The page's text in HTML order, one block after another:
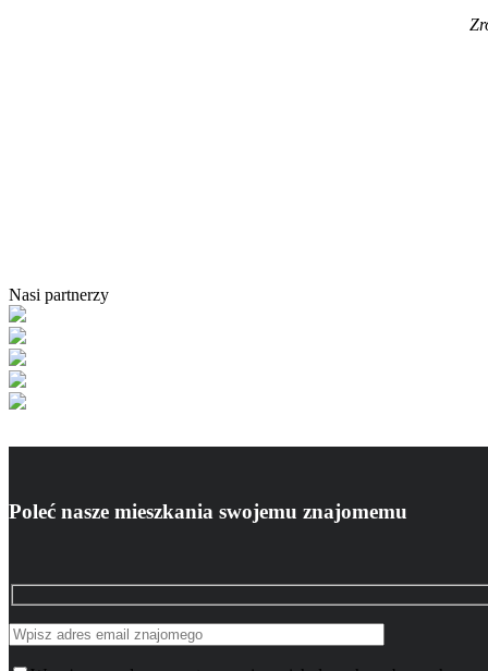
Nasi partnerzy
Poleć nasze mieszkania swojemu znajomemu